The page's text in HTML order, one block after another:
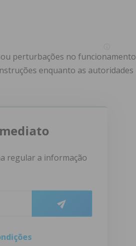
perturbações no funcionamento
enquanto as autoridades
regular a informação